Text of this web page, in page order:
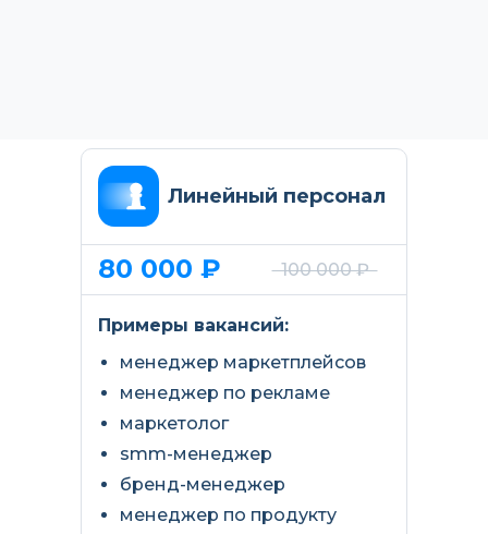
Линейный персонал
100 000 ₽
80 000 ₽
Примеры вакансий:
менеджер маркетплейсов
менеджер по рекламе
маркетолог
smm-менеджер
бренд-менеджер
менеджер по продукту